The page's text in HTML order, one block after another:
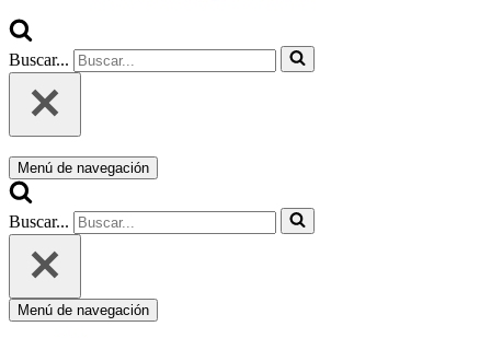
Buscar...
Menú de navegación
Buscar...
Menú de navegación